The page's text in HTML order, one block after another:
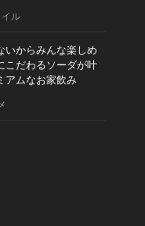
ル
いからみんな楽しめ
こだわるソーダが叶
アムなお家飲み